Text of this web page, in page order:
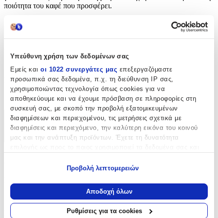
Υπεύθυνη χρήση των δεδομένων σας
Εμείς και οι 1022 συνεργάτες μας επεξεργαζόμαστε
προσωπικά σας δεδομένα, π.χ. τη διεύθυνση IP σας,
χρησιμοποιώντας τεχνολογία όπως cookies για να
αποθηκεύουμε και να έχουμε πρόσβαση σε πληροφορίες στη
συσκευή σας, με σκοπό την προβολή εξατομικευμένων
διαφημίσεων και περιεχομένου, τις μετρήσεις σχετικά με
διαφημίσεις και περιεχόμενο, την καλύτερη εικόνα του κοινού
μας και την ανάπτυξη προϊόντων. Έχετε τη δυνατότητα
Να συλλέξουμε πληροφορίες σχετικά με τη γεωγραφική
σας τοποθεσία, οι οποίες μπορεί να είναι ακριβείς σε
απόσταση μερικών μέτρων
Προβολή λεπτομερειών
Αποδοχή όλων
Ρυθμίσεις για τα cookies
ποιότητα του καφέ που προσφέρει.
Χαρακτηριστικά
Κατασκευαστής:
Cafelat
Χαρακτηριστικά
+
Βούρτσα Καθαρισμού